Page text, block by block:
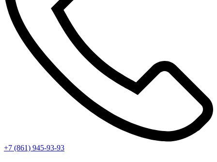
+7 (861) 945-93-93